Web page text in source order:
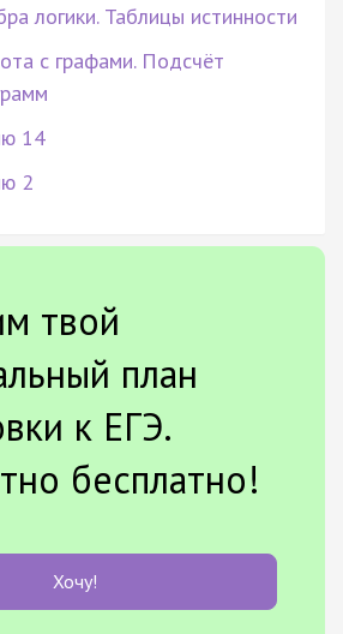
логики. Таблицы истинности
с графами. Подсчёт
14
2
твой
план
к ЕГЭ.
бесплатно!
Хочу!